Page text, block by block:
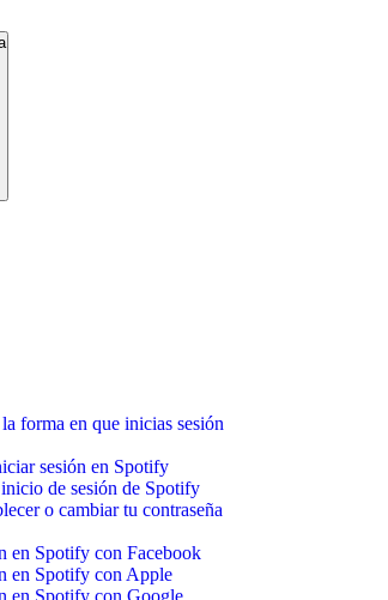
forma en que inicias sesión
sesión en Spotify
de sesión de Spotify
o cambiar tu contraseña
en Spotify con Facebook
en Spotify con Apple
en Spotify con Google